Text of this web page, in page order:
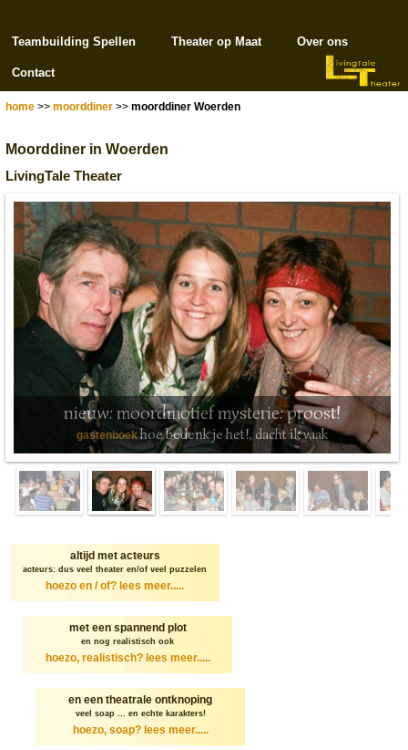
Teambuilding Spellen Theater op Maat Over ons
Contact
home >> moorddiner >> moorddiner Woerden
Moorddiner in Woerden
LivingTale Theater
nieuw: moordmotief mysterie: proost!
gastenboekhoe bedenk je het!, dacht ik vaak
altijd met acteurs
acteurs: dus veel theater en/of veel puzzelen
hoezo en / of? lees meer.....
met een spannend plot
en nog realistisch ook
hoezo, realistisch? lees meer.....
en een theatrale ontknoping
veel soap ... en echte karakters!
hoezo, soap? lees meer.....